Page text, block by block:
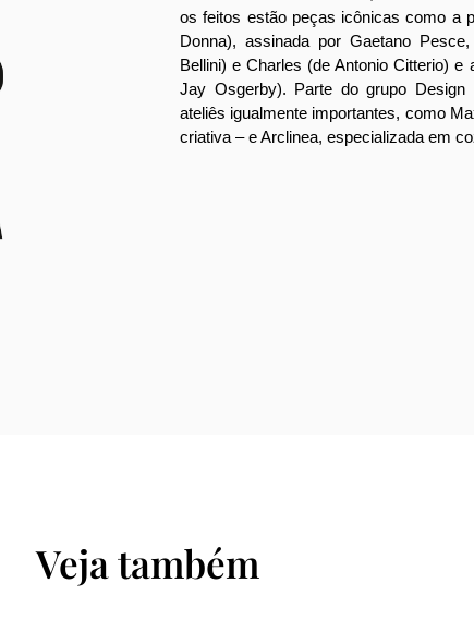
os feitos estão peças icônicas como a
Donna), assinada por Gaetano
Bellini) e Charles (de Antonio Citterio)
Jay Osgerby). Parte do grupo Design
ateliês igualmente importantes, como
criativa – e Arclinea, especializada em
Veja também